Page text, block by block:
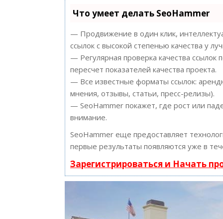
Что умеет делать SeoHammer
— Продвижение в один клик,
ссылок с высокой степенью качества у
— Регулярная проверка качества
пересчет показателей качества проекта.
— Все известные форматы ссылок:
мнения, отзывы, статьи, пресс-релизы).
— SeoHammer покажет, где рост или
внимание.
SeoHammer еще предоставляет
первые результаты появляются уже в
Зарегистрироваться и Начать